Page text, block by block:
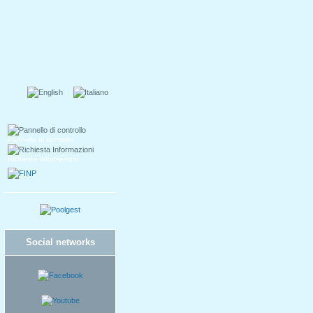
Pannello di controllo
Richiesta Informazioni
Social networks